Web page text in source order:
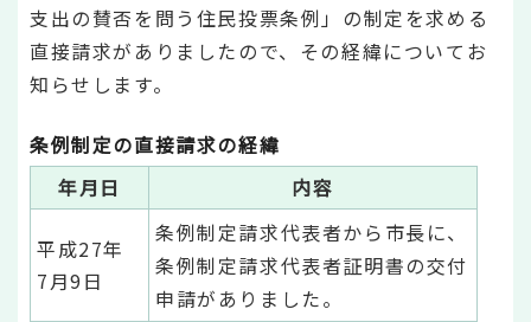
支出の賛否を問う住民投票条例」の制定を求める
直接請求がありましたので、その経緯についてお
知らせします。
年月日 内容
条例制定の直接請求の経緯
平成27年
7月9日
条例制定請求代表者から市長に、
条例制定請求代表者証明書の交付
申請がありました。